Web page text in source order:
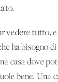
vedere tutto,
ha bisogno
casa dove
bene. Una